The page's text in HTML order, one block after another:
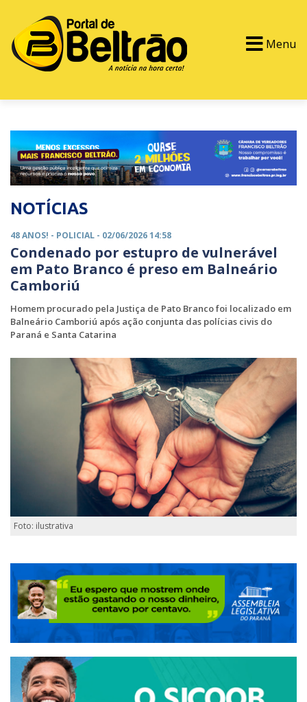
Menu
NOTÍCIAS
48 ANOS! - POLICIAL - 02/06/2026 14:58
Condenado por estupro de vulnerável
em Pato Branco é preso em Balneário
Camboriú
Homem procurado pela Justiça de Pato Branco foi localizado em
Balneário Camboriú após ação conjunta das polícias civis do
Paraná e Santa Catarina
Foto: ilustrativa